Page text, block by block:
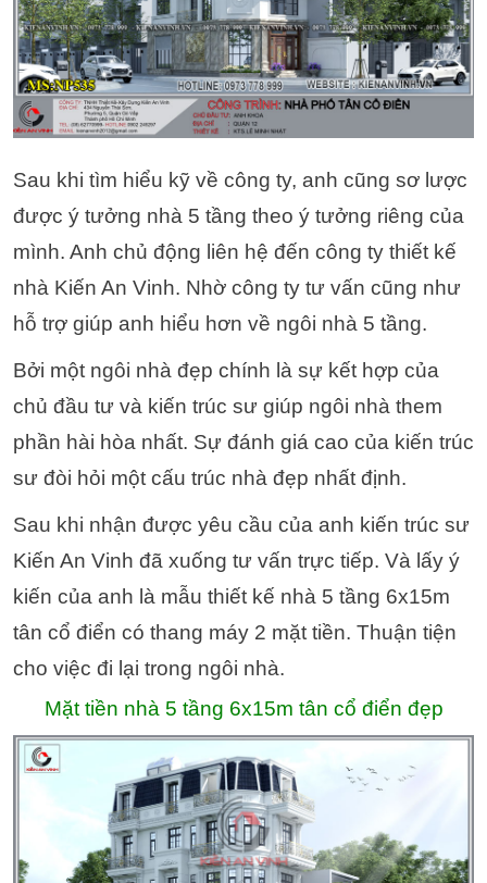
Sau khi tìm hiểu kỹ về công ty, anh cũng sơ lược
được ý tưởng nhà 5 tầng theo ý tưởng riêng của
mình. Anh chủ động liên hệ đến công ty thiết kế
nhà Kiến An Vinh. Nhờ công ty tư vấn cũng như
hỗ trợ giúp anh hiểu hơn về ngôi nhà 5 tầng.
Bởi một ngôi nhà đẹp chính là sự kết hợp của
chủ đầu tư và kiến trúc sư giúp ngôi nhà them
phần hài hòa nhất. Sự đánh giá cao của kiến trúc
sư đòi hỏi một cấu trúc nhà đẹp nhất định.
Sau khi nhận được yêu cầu của anh kiến trúc sư
Kiến An Vinh đã xuống tư vấn trực tiếp. Và lấy ý
kiến của anh là mẫu thiết kế nhà 5 tầng 6x15m
tân cổ điển có thang máy 2 mặt tiền. Thuận tiện
cho việc đi lại trong ngôi nhà.
Mặt tiền nhà 5 tầng 6x15m tân cổ điển đẹp